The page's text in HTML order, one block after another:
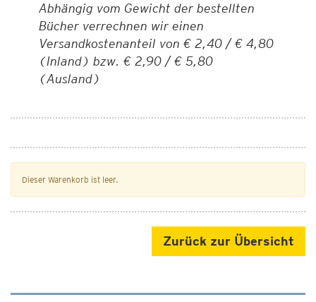
Abhängig vom Gewicht der bestellten
Bücher verrechnen wir einen
Versandkostenanteil von € 2,40 / € 4,80
(Inland) bzw. € 2,90 / € 5,80
(Ausland)
Dieser Warenkorb ist leer.
Zurück zur Übersicht